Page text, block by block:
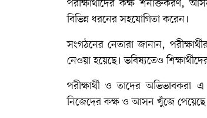
পরীক্ষার্থীদের কক্ষ শনাক্তকরণ,
বিভিন্ন ধরনের সহযোগিতা করেন।
সংগঠনের নেতারা জানান,
নেওয়া হয়েছে। ভবিষ্যতেও
পরীক্ষার্থী ও তাদের অভিভাবকরা
নিজেদের কক্ষ ও আসন খুঁজে